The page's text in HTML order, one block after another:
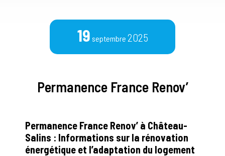
19 septembre 2025
Permanence France Renov’
Permanence France Renov’ à Château-
Salins : Informations sur la rénovation
énergétique et l’adaptation du logement